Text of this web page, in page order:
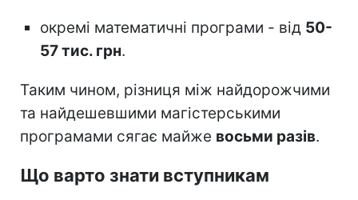
окремі математичні програми - від 50-
57 тис. грн.
Таким чином, різниця між найдорожчими
та найдешевшими магістерськими
програмами сягає майже восьми разів.
Що варто знати вступникам